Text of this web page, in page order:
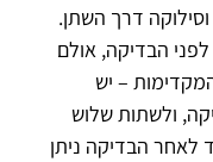
דרך השתן.
הבדיקה, אולם
– יש
ולשתות שלוש
לאחר הבדיקה ניתן